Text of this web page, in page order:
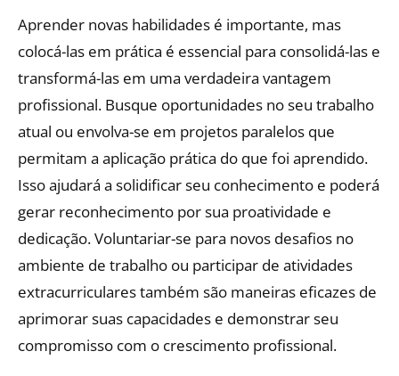
Aprender novas habilidades é importante, mas
colocá-las em prática é essencial para consolidá-las e
transformá-las em uma verdadeira vantagem
profissional. Busque oportunidades no seu trabalho
atual ou envolva-se em projetos paralelos que
permitam a aplicação prática do que foi aprendido.
Isso ajudará a solidificar seu conhecimento e poderá
gerar reconhecimento por sua proatividade e
dedicação. Voluntariar-se para novos desafios no
ambiente de trabalho ou participar de atividades
extracurriculares também são maneiras eficazes de
aprimorar suas capacidades e demonstrar seu
compromisso com o crescimento profissional.